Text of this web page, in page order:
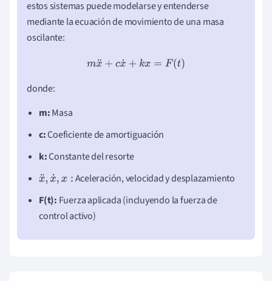
estos sistemas puede modelarse y entenderse
mediante la ecuación de movimiento de una masa
oscilante:
mx ¨+c x˙ +kx =F( t)
donde:
m:Masa
c:Coeficiente de amortiguación
k:Constante del resorte
x¨ ,x˙,x : Aceleración, velocidad y desplazamiento
F(t): Fuerza aplicada (incluyendo la fuerza de
control activo)